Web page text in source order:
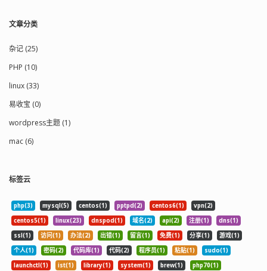
文章分类
杂记 (25)
PHP (10)
linux (33)
易收宝 (0)
wordpress主题 (1)
mac (6)
标签云
php(3) mysql(5) centos(1) pptpd(2) centos6(1)
vpn(2)
centos5(1)
linux(23) dnspod(1) 域名(2) api(2) 注册(1)
dns(1)
ssl(1)
访问(1) 办法(2) 出错(1) 留言(1) 免费(1) 分享(1)
游戏(1)
个人(1)
密码(2) 代码库(1) 代码(2) 程序员(1) 粘贴(1)
sudo(1)
launchctl(1)
ist(1) library(1) system(1) brew(1)
php70(1)